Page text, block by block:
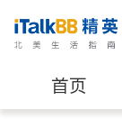
首页